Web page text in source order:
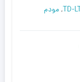
, مودم